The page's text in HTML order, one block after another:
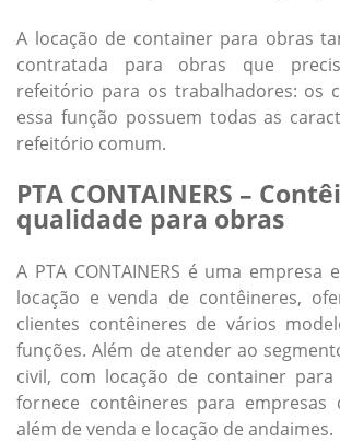
A locação de container para obras
contratada para obras que
refeitório para os trabalhadores: os
essa função possuem todas as
refeitório comum.
PTA CONTAINERS –
qualidade para obras
A PTA CONTAINERS é uma empresa
locação e venda de contêineres,
clientes contêineres de vários
funções. Além de atender ao
civil, com locação de container para
fornece contêineres para empresas
além de venda e locação de andaimes.